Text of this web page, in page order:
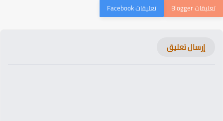
إرسال تعليق